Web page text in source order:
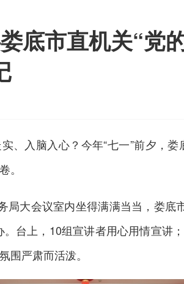
市直机关“党
、入脑入心？今年“七一”前夕，
。
局大会议室内坐得满满当当，娄底
台上，10组宣讲者用心用情宣讲
围严肃而活泼。